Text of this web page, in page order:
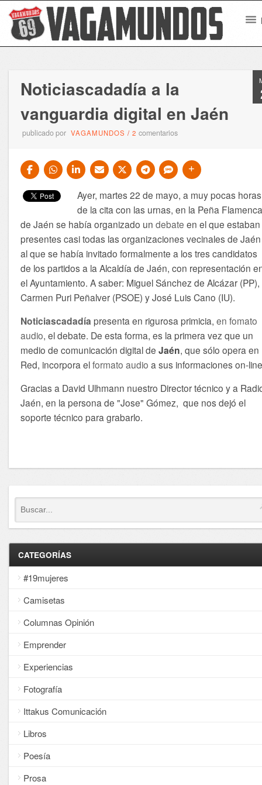
Noticiascadadía a la
vanguardia digital en Jaén
publicado por VAGAMUNDOS /2comentarios
Ayer, martes 22 de mayo, a muy pocas horas
de la cita con las urnas, en la Peña
de Jaén se había organizado undebate en el que estaban
presentes casi todas las organizaciones vecinales de
al que se había invitado formalmente a los tres candidatos
de los partidos a la Alcaldía de Jaén, con representación
el Ayuntamiento. A saber: Miguel Sánchez de Alcázar (PP),
Carmen Puri Peñalver (PSOE) y José Luis Cano (IU).
Noticiascadadía presenta en rigurosa primicia,en fomato
audio, el debate. De esta forma, es la primera vez que un
medio de comunicación digital deJaén, que sólo opera en
Red, incorpora elformato audio a sus informaciones on-
Gracias a David Ulhmann nuestro Director técnico y a
Jaén, en la persona de "Jose" Gómez, que nos dejó el
soporte técnico para grabarlo.
CATEGORÍAS
#19mujeres
Camisetas
Columnas Opinión
Emprender
Experiencias
Fotografía
Ittakus Comunicación
Libros
Poesía
Prosa